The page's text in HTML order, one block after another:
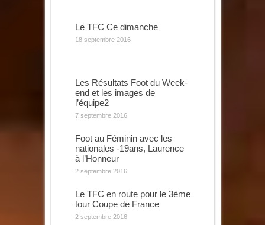
Le TFC Ce dimanche
18 septembre 2016
Les Résultats Foot du Week-
end et les images de
l’équipe2
7 septembre 2016
Foot au Féminin avec les
nationales -19ans, Laurence
à l’Honneur
2 septembre 2016
Le TFC en route pour le 3ème
tour Coupe de France
2 septembre 2016